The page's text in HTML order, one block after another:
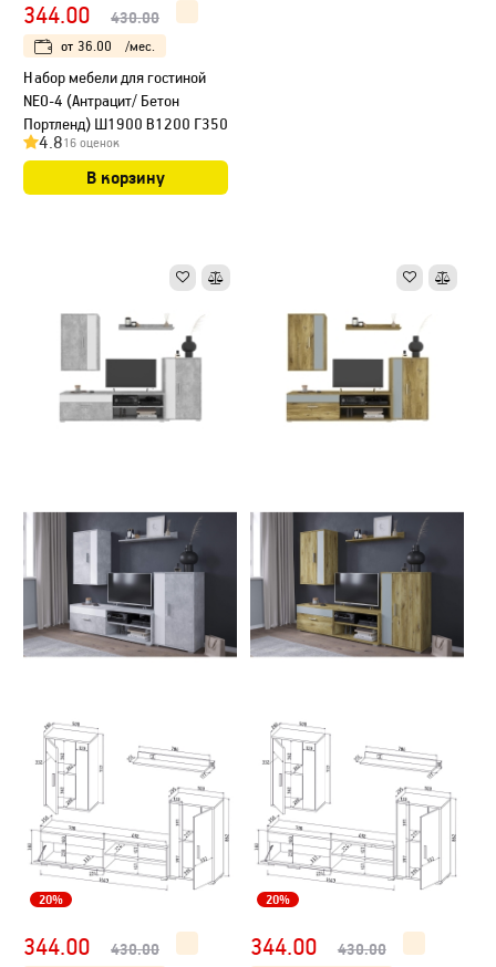
344.00 430.00
от 36.00 /мес.
Набор мебели для гостиной
NEO-4 (Антрацит/ Бетон
Портленд) Ш1900 В1200 Г350
4.816 оценок
В корзину
20%
344.00 430.00
20%
344.00 430.00